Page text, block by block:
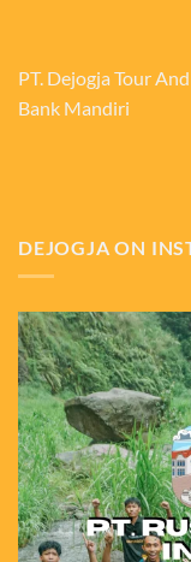
PT. Dejogja Tour
Bank Mandiri
DEJOGJA ON